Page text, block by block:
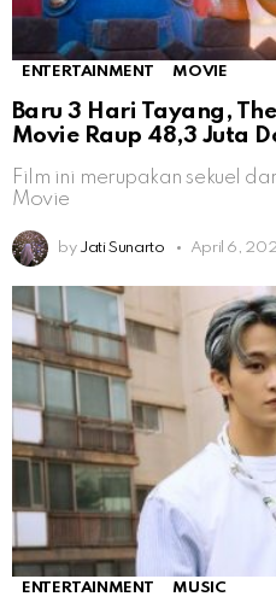
ENTERTAINMENT MOVIE
Baru 3 Hari Tayang,
Movie Raup 48,3 Juta
Film ini merupakan sekuel
Movie
by Jati Sunarto April 6,
ENTERTAINMENT MUSIC